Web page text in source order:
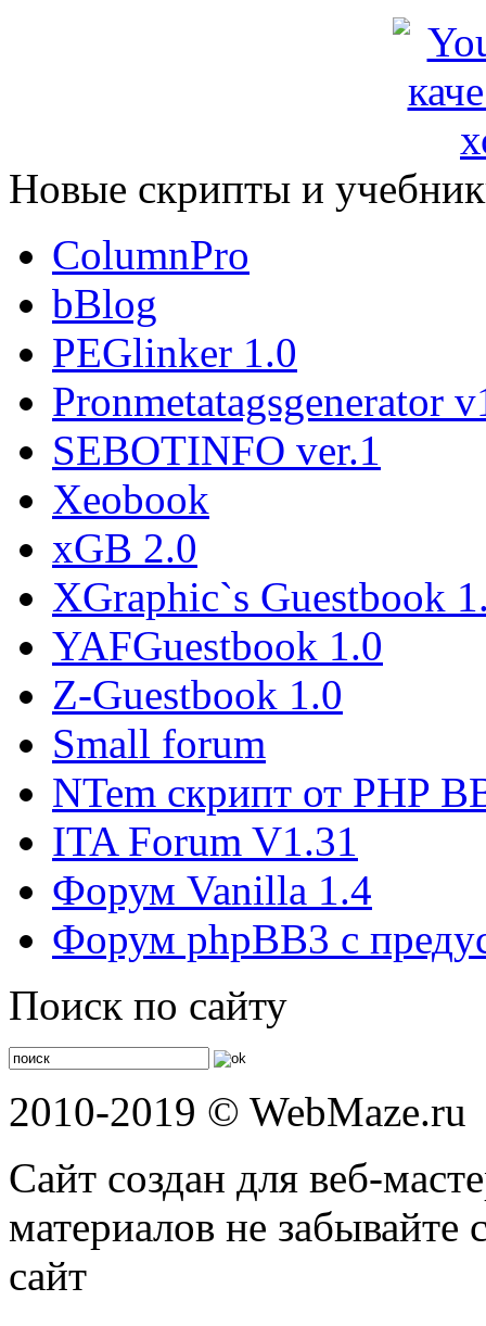
Новые скрипты и
ColumnPro
bBlog
PEGlinker 1.0
Pronmetatagsgenerator
SEBOTINFO ver.1
Xeobook
xGB 2.0
XGraphic`s Guestbook
YAFGuestbook 1.0
Z-Guestbook 1.0
Small forum
NTem скрипт от PHP
ITA Forum V1.31
Форум Vanilla 1.4
Форум phpBB3 с
Поиск по сайту
2010-2019 © WebMaze.ru
Сайт создан для веб-
материалов не забывайте
сайт